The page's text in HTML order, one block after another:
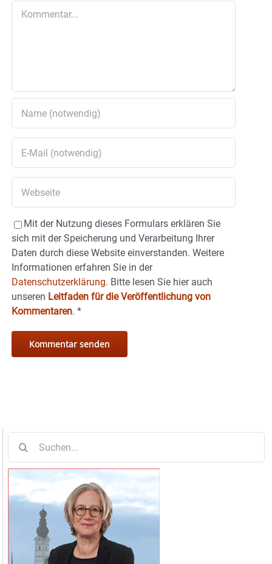
Mit der Nutzung dieses Formulars erklären Sie
sich mit der Speicherung und Verarbeitung Ihrer
Daten durch diese Website einverstanden. Weitere
Informationen erfahren Sie in der
Datenschutzerklärung. Bitte lesen Sie hier auch
unseren Leitfaden für die Veröffentlichung von
Kommentaren. *
nach: